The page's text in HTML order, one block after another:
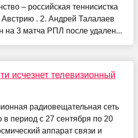
– российская теннисистка
Австрию . 2. Андрей Талалаев
на 3 матча РПЛ после удален...
исчезнет телевизионный
радиовещательная сеть
в период с 27 сентября по 20
аппарат связи и